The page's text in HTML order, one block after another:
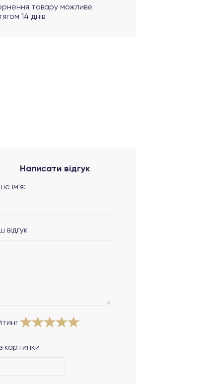
товару можливе
14 днів
Написати відгук
ім'я:
відгук
картинки